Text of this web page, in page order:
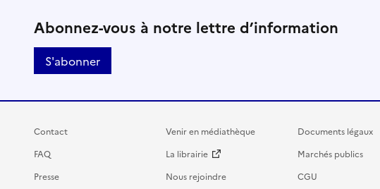
Abonnez-vous à notre lettre d’information
S'abonner
Contact
FAQ
Presse
Venir en médiathèque
La librairie
Nous rejoindre
Documents légaux
Marchés publics
CGU